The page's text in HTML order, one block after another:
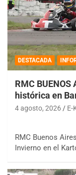
DESTACADA
RMC
histórica en
4 agosto, 2026 E-
RMC Buenos
Invierno en el